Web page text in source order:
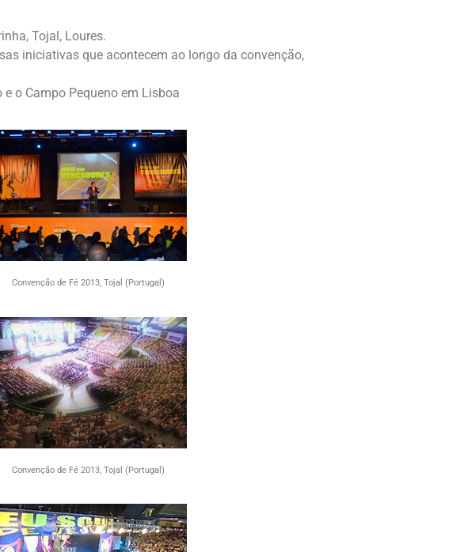
Tojal, Loures.
iniciativas que acontecem ao longo da convenção,
o Campo Pequeno em Lisboa
Convenção de Fé 2013, Tojal (Portugal)
Convenção de Fé 2013, Tojal (Portugal)